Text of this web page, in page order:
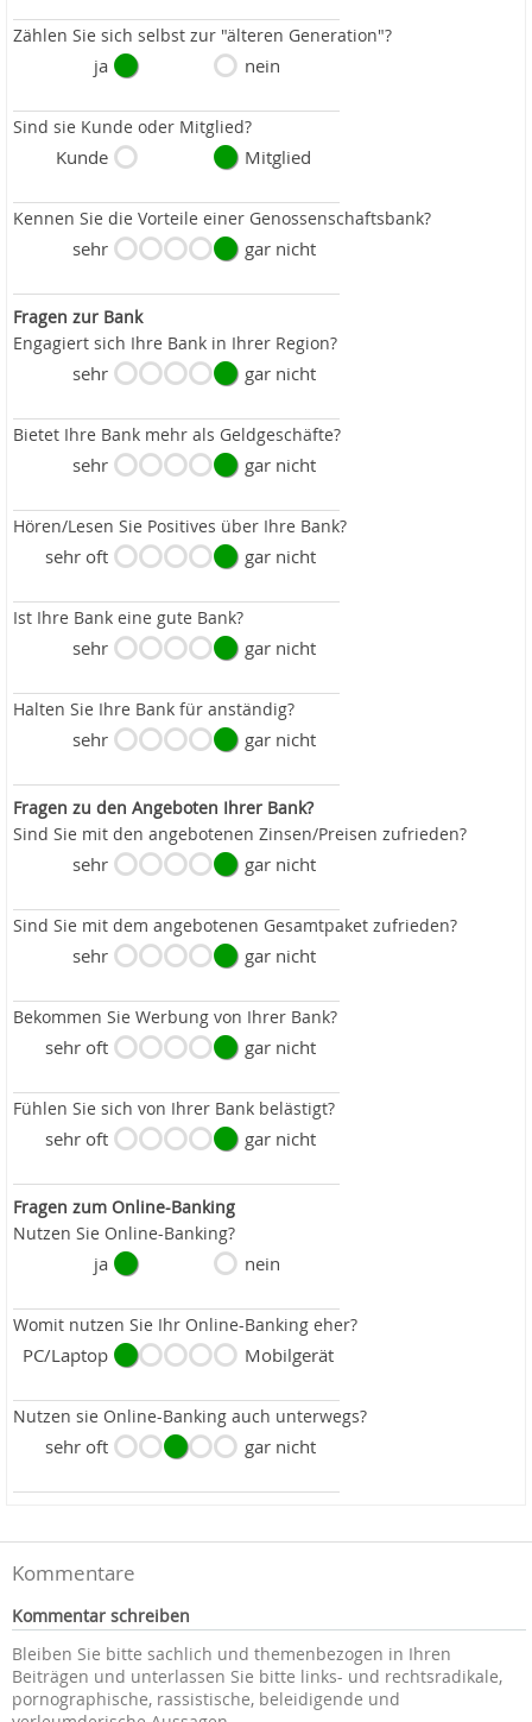
Zählen Sie sich selbst zur "älteren Generation"?
ja nein
Sind sie Kunde oder Mitglied?
Kunde Mitglied
Kennen Sie die Vorteile einer Genossenschaftsbank?
sehr gar nicht
Fragen zur Bank
Engagiert sich Ihre Bank in Ihrer Region?
sehr gar nicht
Bietet Ihre Bank mehr als Geldgeschäfte?
sehr gar nicht
Hören/Lesen Sie Positives über Ihre Bank?
sehr oft gar nicht
Ist Ihre Bank eine gute Bank?
sehr gar nicht
Halten Sie Ihre Bank für anständig?
sehr gar nicht
Fragen zu den Angeboten Ihrer Bank?
Sind Sie mit den angebotenen Zinsen/Preisen zufrieden?
sehr gar nicht
Sind Sie mit dem angebotenen Gesamtpaket zufrieden?
sehr gar nicht
Bekommen Sie Werbung von Ihrer Bank?
sehr oft gar nicht
Fühlen Sie sich von Ihrer Bank belästigt?
sehr oft gar nicht
Fragen zum Online-Banking
Nutzen Sie Online-Banking?
ja nein
Womit nutzen Sie Ihr Online-Banking eher?
PC/Laptop Mobilgerät
Nutzen sie Online-Banking auch unterwegs?
sehr oft gar nicht
Kommentare
Kommentar schreiben
Bleiben Sie bitte sachlich und themenbezogen in Ihren
Beiträgen und unterlassen Sie bitte links- und rechtsradikale,
pornographische, rassistische, beleidigende und